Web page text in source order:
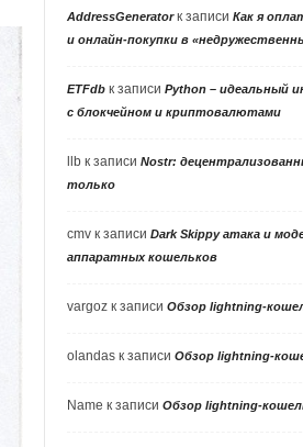
AddressGeneratorк записиКак я
и онлайн-покупки в
ETFdb к записиPython – идеальный
с блокчейном и криптовалютами
llb к записиNostr:
только
cmv к записиDark Skippy атака и
аппаратных кошельков
vargoz к записиОбзор lightning-
olandas к записиОбзор lightning-
Name к записиОбзор lightning-